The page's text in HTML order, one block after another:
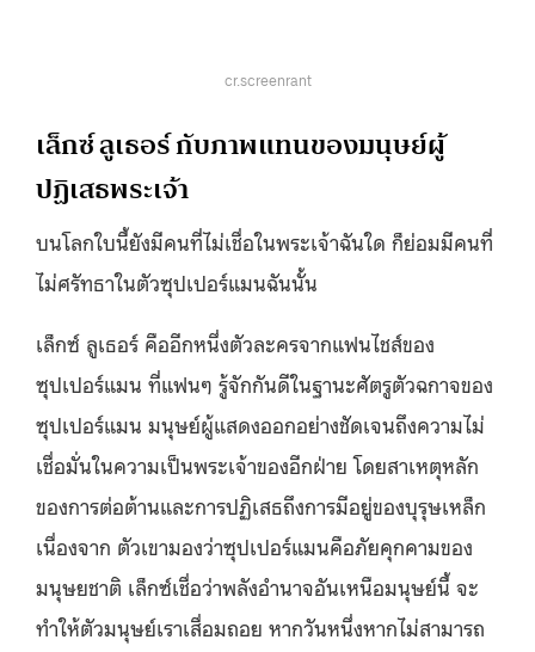
cr.screenrant
เล็กซ์ ลูเธอร์ กับภาพแทนของมนุษย์ผู้
ปฏิเสธพระเจ้า
บนโลกใบนี้ยังมีคนที่ไม่เชื่อในพระเจ้าฉันใด ก็ย่อมมีคนที่
ไม่ศรัทธาในตัวซุปเปอร์แมนฉันนั้น
เล็กซ์ ลูเธอร์ คืออีกหนึ่งตัวละครจากแฟนไชส์ของ
ซุปเปอร์แมน ที่แฟนๆ รู้จักกันดีในฐานะศัตรูตัวฉกาจของ
ซุปเปอร์แมน มนุษย์ผู้แสดงออกอย่างชัดเจนถึงความไม่
เชื่อมั่นในความเป็นพระเจ้าของอีกฝ่าย โดยสาเหตุหลัก
ของการต่อต้านและการปฏิเสธถึงการมีอยู่ของบุรุษเหล็ก
เนื่องจาก ตัวเขามองว่าซุปเปอร์แมนคือภัยคุกคามของ
มนุษยชาติ เล็กซ์เชื่อว่าพลังอำนาจอันเหนือมนุษย์นี้ จะ
ทำให้ตัวมนุษย์เราเสื่อมถอย หากวันหนึ่งหากไม่สามารถ